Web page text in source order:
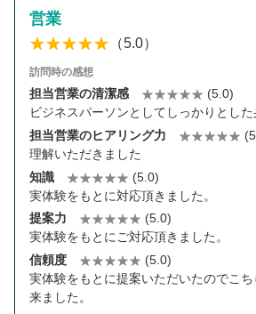
営業
（5.0）
訪問時の感想
担当営業の清潔感
(5.0)
ビジネスパーソンとしてしっかりとした
担当営業のヒアリング力
理解いただきました
知識
(5.0)
実体験をもとに対応頂きました。
提案力
(5.0)
実体験をもとにご対応頂きました。
信頼度
(5.0)
実体験をもとに提案いただいたのでこ
来ました。